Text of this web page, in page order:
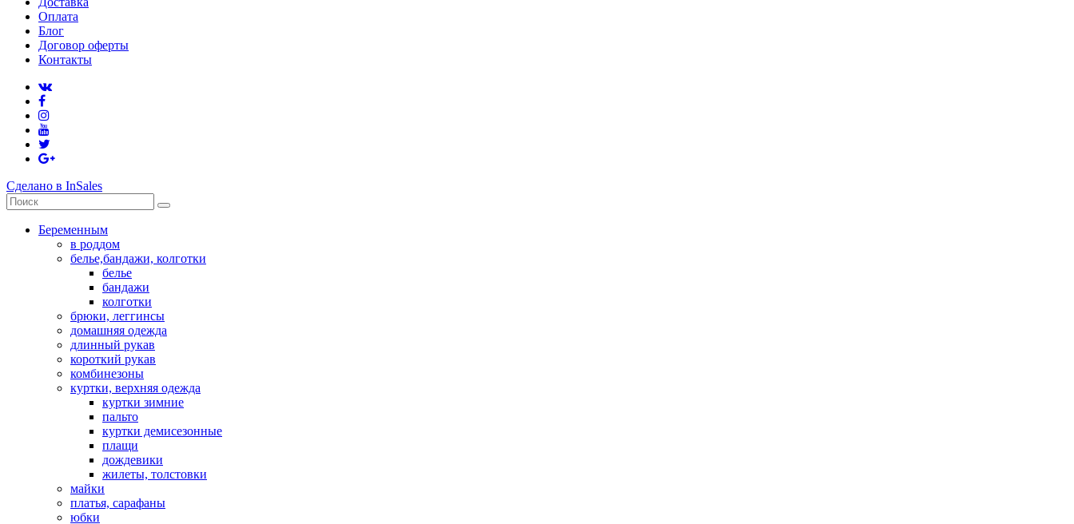
Оплата
Блог
Договор оферты
Контакты
Сделано в InSales
Беременным
в роддом
белье,бандажи, колготки
белье
бандажи
колготки
брюки, леггинсы
домашняя одежда
длинный рукав
короткий рукав
комбинезоны
куртки, верхняя одежда
куртки зимние
пальто
куртки демисезонные
плащи
дождевики
жилеты, толстовки
майки
платья, сарафаны
юбки